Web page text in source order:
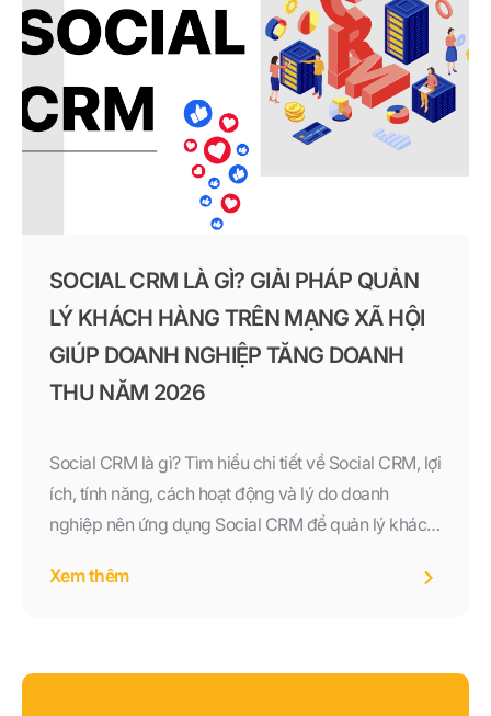
SOCIAL CRM LÀ GÌ? GIẢI PHÁP QUẢN
LÝ KHÁCH HÀNG TRÊN MẠNG XÃ HỘI
GIÚP DOANH NGHIỆP TĂNG DOANH
THU NĂM 2026
Social CRM là gì? Tìm hiểu chi tiết về Social CRM, lợi
ích, tính năng, cách hoạt động và lý do doanh
nghiệp nên ứng dụng Social CRM để quản lý khách
nghiệm khách hàng trong năm 2026.
Xem thêm